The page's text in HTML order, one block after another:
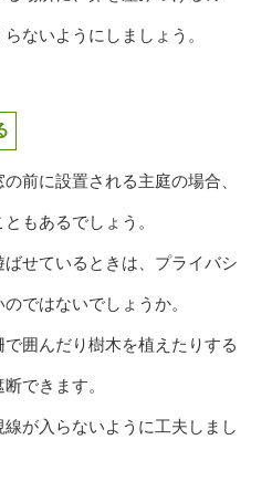
ないようにしましょう。
前に設置される主庭の場合、
もあるでしょう。
せているときは、プライバシ
ではないでしょうか。
囲んだり樹木を植えたりする
できます。
が入らないように工夫しまし